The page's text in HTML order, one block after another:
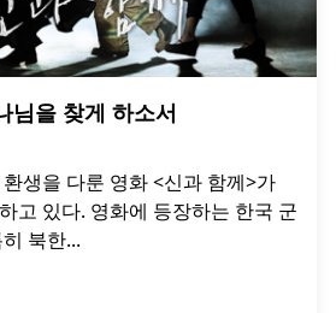
님을 찾게 하소서
생을 다룬 영화 <신과 함께>가
고 있다. 영화에 등장하는 한국 군
북한...